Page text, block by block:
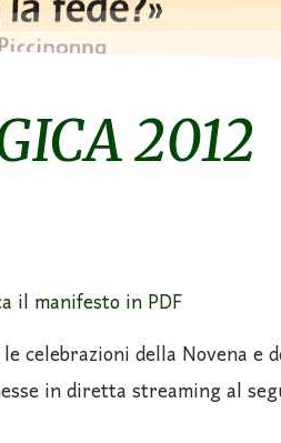
2012
il manifesto in PDF
celebrazioni della Novena e
in diretta streaming al